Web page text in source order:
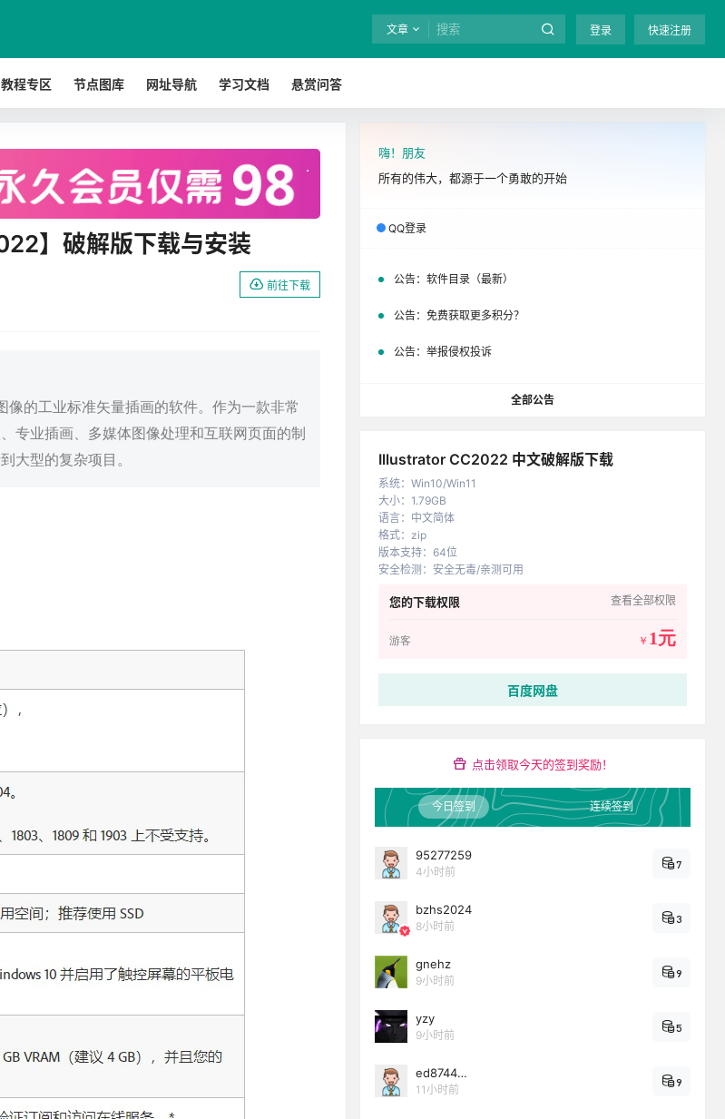
文章 登录 快速注册
教程专区 节点图库 网址导航 学习文档 悬赏问答
. 全站终身免费下载！ 立即开通
】破解版下载与安装
前往下载
像的工业标准矢量插画的软件。作为一款非常
专业插画、多媒体图像处理和互联网页面的制
大型的复杂项目。
嗨！朋友
所有的伟大，都源于一个勇敢的开始
QQ登录
公告： 软件目录（最新）
公告： 免费获取更多积分？
公告： 举报侵权投诉
全部公告
Illustrator CC2022 中文破解版下载
系统： Win10/Win11
大小： 1.79GB
语言： 中文简体
格式： zip
版本支持： 64位
安全检测 ： 安全无毒/亲测可用
您的下载权限 查看全部权限
游客 ￥ 1元
百度网盘
点击领取今天的签到奖励！
今日签到 连续签到
95277259
4小时前
7
bzhs2024
8小时前
3
gnehz
9小时前
9
yzy
9小时前
5
ed8744…
11小时前
9